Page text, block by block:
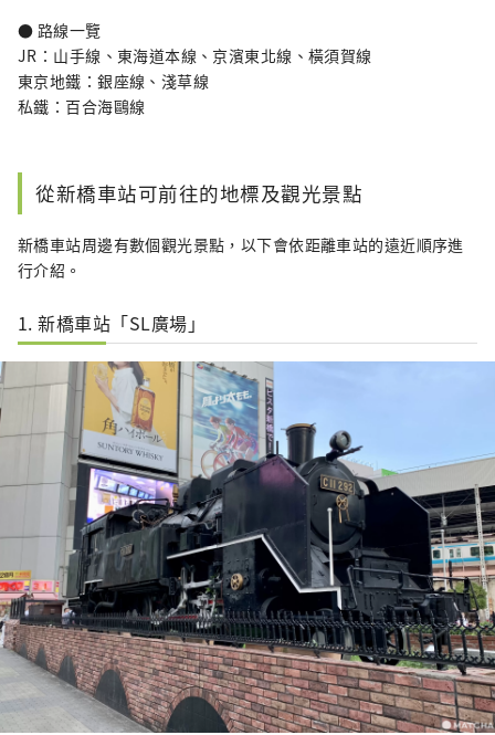
● 路線一覽
JR：山手線、東海道本線、京濱東北線、橫須賀線
東京地鐵：銀座線、淺草線
私鐵：百合海鷗線
從新橋車站可前往的地標及觀光景點
新橋車站周邊有數個觀光景點，以下會依距離車站的遠近順序進
行介紹。
1. 新橋車站「SL廣場」